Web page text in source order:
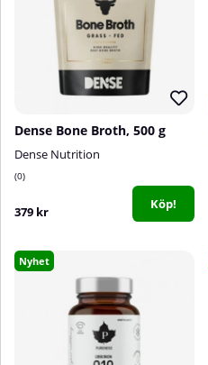
Dense Bone Broth, 500 g
Dense Nutrition
0
379 kr Köp!
Nyhet